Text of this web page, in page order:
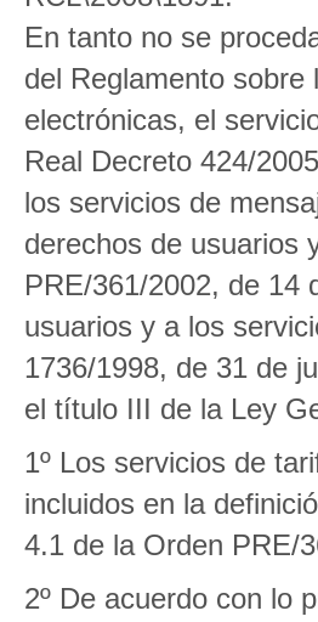
En tanto no se
del Reglamento
electrónicas, el
Real Decreto 424/
los servicios de
derechos de usuarios
PRE/361/2002, de 14
usuarios y a los
1736/1998, de 31 de
el título III de la Ley
1º Los servicios de
incluidos en la
4.1 de la Orden PRE/
2º De acuerdo con lo